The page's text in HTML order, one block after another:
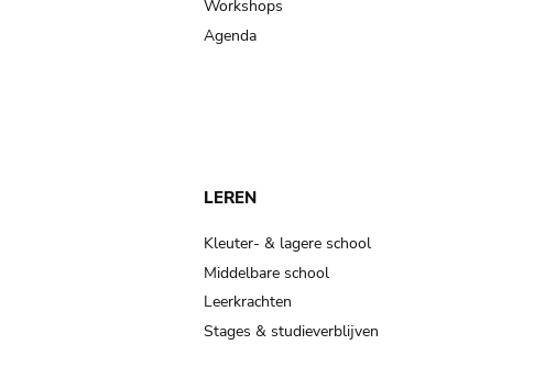
Workshops
Agenda
LEREN
Kleuter- & lagere school
Middelbare school
Leerkrachten
Stages & studieverblijven